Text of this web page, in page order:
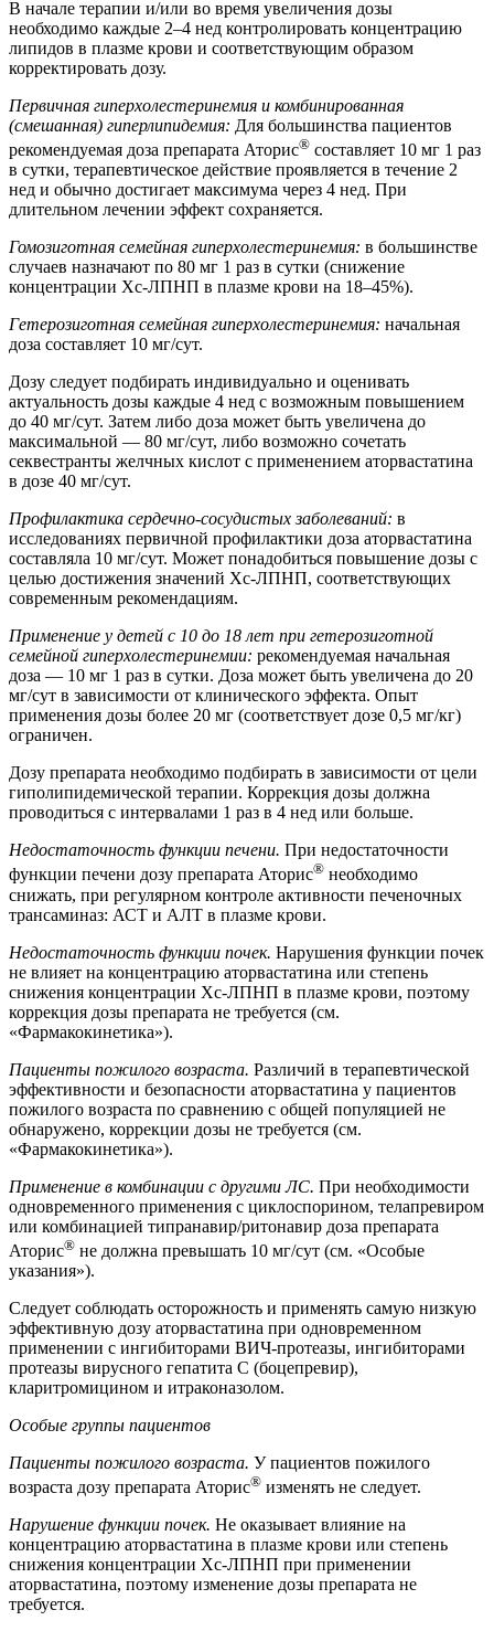
В начале терапии и/или во время увеличения дозы
необходимо каждые 2–4 нед контролировать концентрацию
липидов в плазме крови и соответствующим образом
корректировать дозу.
Первичная гиперхолестеринемия и комбинированная
(смешанная) гиперлипидемия: Для большинства пациентов
рекомендуемая доза препарата Аторис® составляет 10 мг 1 раз
в сутки, терапевтическое действие проявляется в течение 2
нед и обычно достигает максимума через 4 нед. При
длительном лечении эффект сохраняется.
Гомозиготная семейная гиперхолестеринемия: в большинстве
случаев назначают по 80 мг 1 раз в сутки (снижение
концентрации Хс-ЛПНП в плазме крови на 18–45%).
Гетерозиготная семейная гиперхолестеринемия: начальная
доза составляет 10 мг/сут.
Дозу следует подбирать индивидуально и оценивать
актуальность дозы каждые 4 нед с возможным повышением
до 40 мг/сут. Затем либо доза может быть увеличена до
максимальной — 80 мг/сут, либо возможно сочетать
секвестранты желчных кислот с применением аторвастатина
в дозе 40 мг/сут.
Профилактика сердечно-сосудистых заболеваний: в
исследованиях первичной профилактики доза аторвастатина
составляла 10 мг/сут. Может понадобиться повышение дозы с
целью достижения значений Хс-ЛПНП, соответствующих
современным рекомендациям.
Применение у детей с 10 до 18 лет при гетерозиготной
семейной гиперхолестеринемии: рекомендуемая начальная
доза — 10 мг 1 раз в сутки. Доза может быть увеличена до 20
мг/сут в зависимости от клинического эффекта. Опыт
применения дозы более 20 мг (соответствует дозе 0,5 мг/кг)
ограничен.
Дозу препарата необходимо подбирать в зависимости от цели
гиполипидемической терапии. Коррекция дозы должна
проводиться с интервалами 1 раз в 4 нед или больше.
Недостаточность функции печени. При недостаточности
функции печени дозу препарата Аторис® необходимо
снижать, при регулярном контроле активности печеночных
трансаминаз: АСТ и АЛТ в плазме крови.
Недостаточность функции почек. Нарушения функции почек
не влияет на концентрацию аторвастатина или степень
снижения концентрации Хс-ЛПНП в плазме крови, поэтому
коррекция дозы препарата не требуется (см.
«Фармакокинетика»).
Пациенты пожилого возраста. Различий в терапевтической
эффективности и безопасности аторвастатина у пациентов
пожилого возраста по сравнению с общей популяцией не
обнаружено, коррекции дозы не требуется (см.
«Фармакокинетика»).
Применение в комбинации с другими ЛС. При необходимости
одновременного применения с циклоспорином, телапревиром
или комбинацией типранавир/ритонавир доза препарата
Аторис® не должна превышать 10 мг/сут (см. «Особые
указания»).
Следует соблюдать осторожность и применять самую низкую
эффективную дозу аторвастатина при одновременном
применении с ингибиторами ВИЧ-протеазы, ингибиторами
протеазы вирусного гепатита С (боцепревир),
кларитромицином и итраконазолом.
Особые группы пациентов
Пациенты пожилого возраста. У пациентов пожилого
возраста дозу препарата Аторис® изменять не следует.
Нарушение функции почек. Не оказывает влияние на
концентрацию аторвастатина в плазме крови или степень
снижения концентрации Хс-ЛПНП при применении
аторвастатина, поэтому изменение дозы препарата не
требуется.